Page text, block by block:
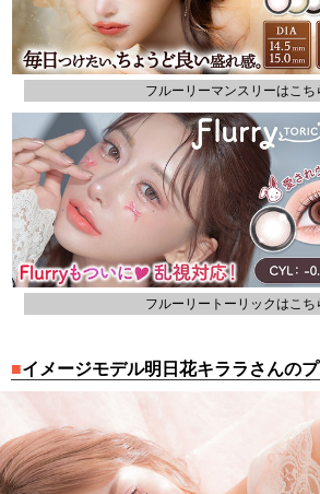
フルーリーマンスリーはこ
フルーリートーリックはこ
イメージモデル明日花キララさんの